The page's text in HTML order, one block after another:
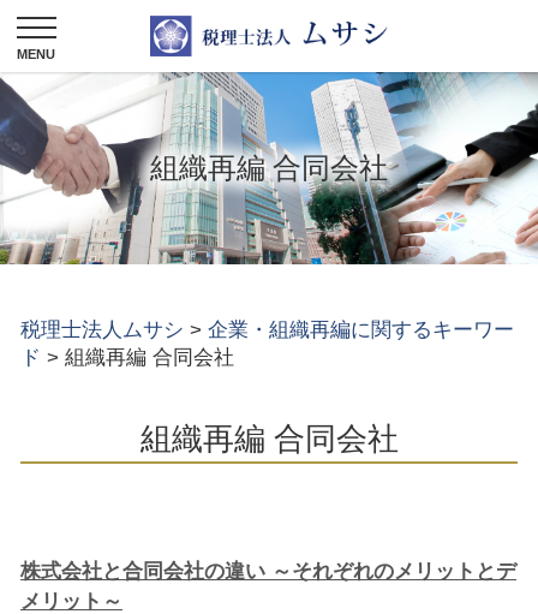
組織再編 合同会社
税理士法人ムサシ > 企業・組織再編に関するキーワー
ド > 組織再編 合同会社
組織再編 合同会社
株式会社と合同会社の違い ～それぞれのメリットとデ
メリット～